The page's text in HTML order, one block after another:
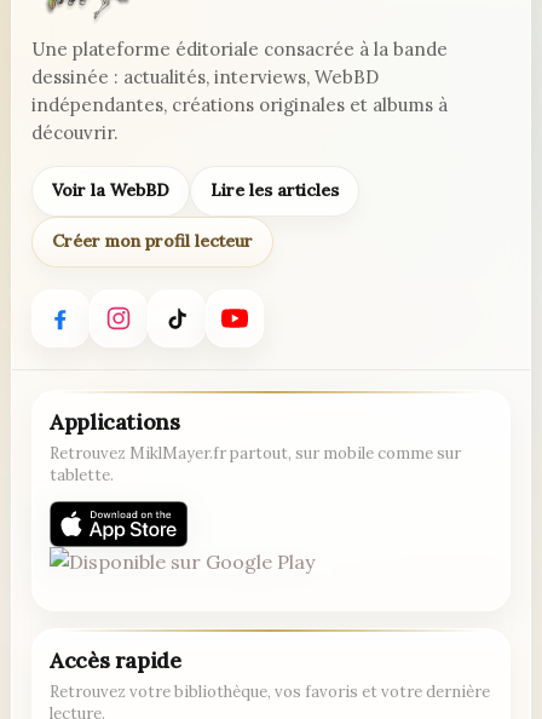
Une plateforme éditoriale consacrée à la bande
dessinée : actualités, interviews, WebBD
indépendantes, créations originales et albums à
découvrir.
Voir la WebBD Lire les articles
Créer mon profil lecteur
Applications
Retrouvez MiklMayer.fr partout, sur mobile comme sur
tablette.
Accès rapide
Retrouvez votre bibliothèque, vos favoris et votre dernière
lecture.